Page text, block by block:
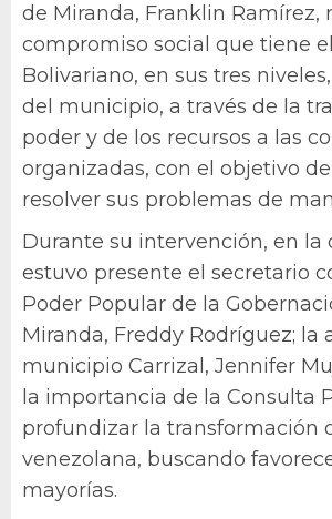
de Miranda, Franklin Ramírez,
compromiso social que tiene
Bolivariano, en sus tres
del municipio, a través de la
poder y de los recursos a las
organizadas, con el objetivo
resolver sus problemas de
Durante su intervención, en la
estuvo presente el secretario
Poder Popular de la
Miranda, Freddy Rodríguez; la
municipio Carrizal, Jennifer
la importancia de la Consulta
profundizar la transformación
venezolana, buscando
mayorías.